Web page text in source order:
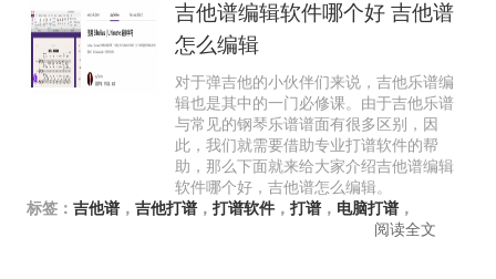
吉他谱编辑软件哪个好 吉他谱
怎么编辑
对于弹吉他的小伙伴们来说，吉他乐谱编
辑也是其中的一门必修课。由于吉他乐谱
与常见的钢琴乐谱谱面有很多区别，因
此，我们就需要借助专业打谱软件的帮
助，那么下面就来给大家介绍吉他谱编辑
软件哪个好，吉他谱怎么编辑。
标签： 吉他谱， 吉他打谱， 打谱软件， 打谱， 电脑打谱，
阅读全文